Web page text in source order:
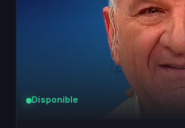
Disponible